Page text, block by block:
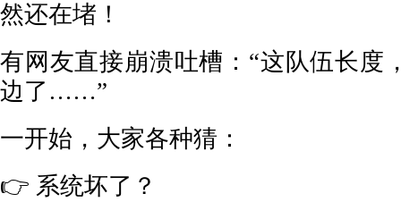
然还在堵！
有网友直接崩溃吐槽：“这队伍长度
边了……”
一开始，大家各种猜：
👉 系统坏了？